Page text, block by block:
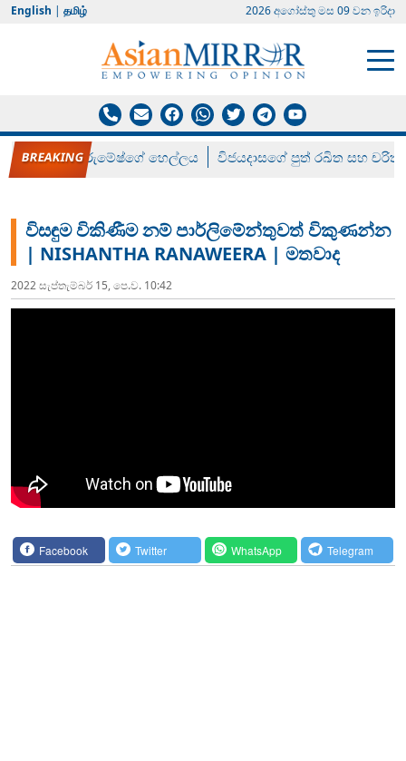
English | தமிழ் 2026 අගෝස්‍තු මස 09 වන ඉරිදා
රන් ගෙනා රුමේෂ්ගේ හෙල්ලය විජයදාසගේ පුත් රඛිත සහ චරිත්
විසඳුම විකිණීම නම් පාර්ලිමේන්තුවත් විකුණන්න
| NISHANTHA RANAWEERA | මතවාද
2022 සැප්‍තැම්‍බර් 15, පෙ.ව. 10:42
Facebook Twitter WhatsApp Telegram